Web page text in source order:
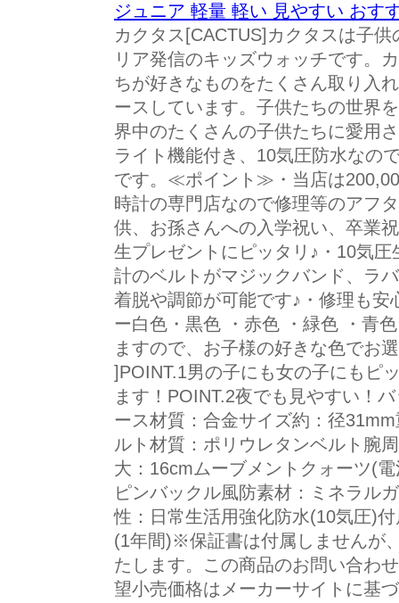
ジュニア 軽量 軽い 見やすい おす
カクタス[CACTUS]カクタスは子
リア発信のキッズウォッチです。
ちが好きなものをたくさん取り入
ースしています。子供たちの世界
界中のたくさんの子供たちに愛用
ライト機能付き、10気圧防水なの
です。≪ポイント≫・当店は
時計の専門店なので修理等のアフ
供、お孫さんへの入学祝い、卒業
生プレゼントにピッタリ♪・10気
計のベルトがマジックバンド、ラ
着脱や調節が可能です♪・修理も
ー白色・黒色 ・赤色 ・緑色 ・青
ますので、お子様の好きな色でお
]POINT.1男の子にも女の子にもピ
ます！POINT.2夜でも見やすい！
ース材質：合金サイズ約：径
ルト材質：ポリウレタンベルト腕
大：16cmムーブメントクォーツ(
ピンバックル風防素材：ミネラル
性：日常生活用強化防水(10気圧)
(1年間)※保証書は付属しませんが
たします。この商品のお問い合わ
望小売価格はメーカーサイトに基